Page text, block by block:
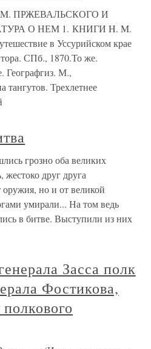
ПРЖЕВАЛЬСКОГО И
О НЕМ 1. КНИГИ H. M.
в Уссурийском крае
СПб., 1870.То же.
Географгиз. М.,
тангутов. Трехлетнее
грозно оба великих
жестоко друг друга
но и от великой
умирали... На том ведь
в битве. Выступили из них
Засса полк
Фостикова,